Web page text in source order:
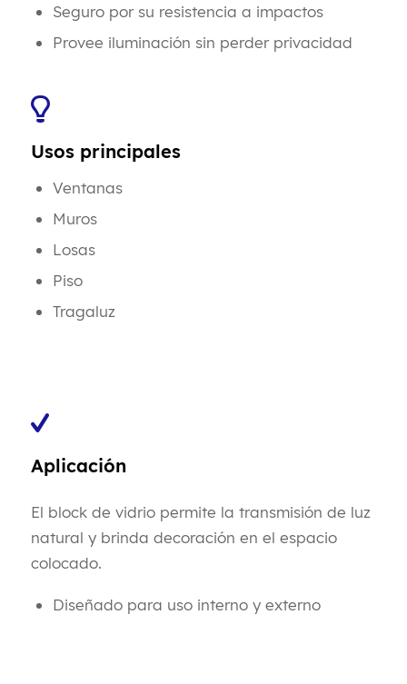
Seguro por su resistencia a impactos
Provee iluminación sin perder privacidad
Usos principales
Ventanas
Muros
Losas
Piso
Tragaluz
Aplicación
El block de vidrio permite la transmisión de luz
natural y brinda decoración en el espacio
colocado.
Diseñado para uso interno y externo